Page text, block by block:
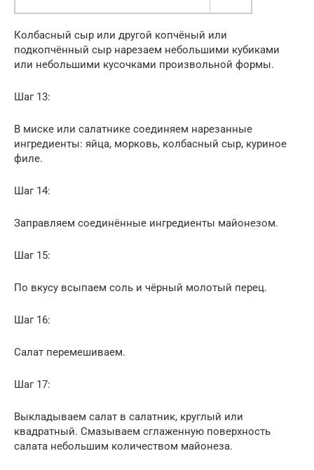
Колбасный сыр или другой копчёный или
подкопчённый сыр нарезаем небольшими кубиками
или небольшими кусочками произвольной формы.
Шаг 13:
В миске или салатнике соединяем нарезанные
ингредиенты: яйца, морковь, колбасный сыр, куриное
филе.
Шаг 14:
Заправляем соединённые ингредиенты майонезом.
Шаг 15:
По вкусу всыпаем соль и чёрный молотый перец.
Шаг 16:
Салат перемешиваем.
Шаг 17:
Выкладываем салат в салатник, круглый или
квадратный. Смазываем сглаженную поверхность
салата небольшим количеством майонеза.